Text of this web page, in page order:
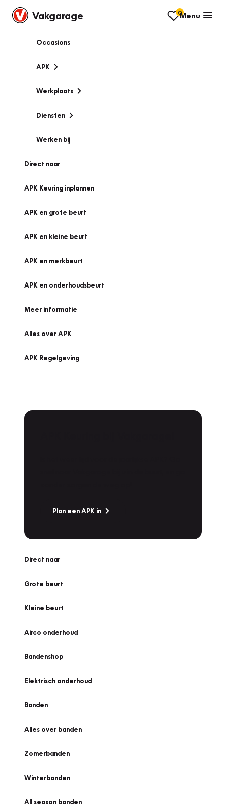
Vakgarage 0Menu
Occasions
APK
Werkplaats
Diensten
Werken bij
Direct naar
APK Keuring inplannen
APK en grote beurt
APK en kleine beurt
APK en merkbeurt
APK en onderhoudsbeurt
Meer informatie
Alles over APK
APK Regelgeving
Plan een APK in
Direct naar
Grote beurt
Kleine beurt
Airco onderhoud
Bandenshop
Elektrisch onderhoud
Banden
Alles over banden
Zomerbanden
Winterbanden
All season banden